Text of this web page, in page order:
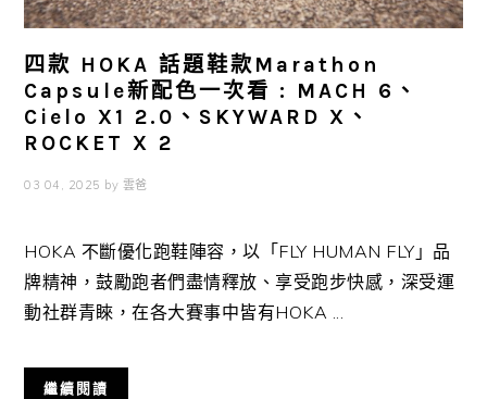
四款 HOKA 話題鞋款Marathon
Capsule新配色一次看 : MACH 6、
Cielo X1 2.0、SKYWARD X、
ROCKET X 2
03 04, 2025 by 雲爸
HOKA 不斷優化跑鞋陣容，以「FLY HUMAN FLY」品
牌精神，鼓勵跑者們盡情釋放、享受跑步快感，深受運
動社群青睞，在各大賽事中皆有HOKA ...
繼續閱讀